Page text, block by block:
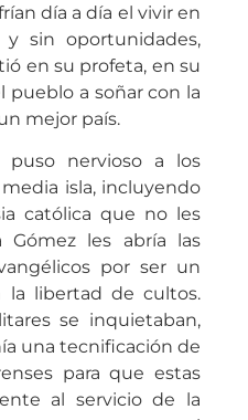
día a día el vivir en
sin oportunidades,
en su profeta, en su
pueblo a soñar con la
mejor país.
puso nervioso a los
isla, incluyendo
católica que no les
Gómez les abría las
por ser un
la libertad de cultos.
se inquietaban,
una tecnificación de
para que estas
al servicio de la